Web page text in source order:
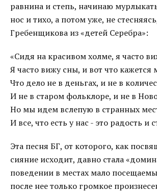
равнина и степь, начинаю
нос и тихо, а потом уже, не
Гребенщикова из «детей Серебра»:
«Сидя на красивом холме, я часто
Я часто вижу сны, и вот что кажется
Что дело не в деньгах, и не в
И не в старом фольклоре, и не в
Но мы идем вслепую в странных
И все, что есть у нас - это радость и
Эта песня БГ, от которого, как
сияние исходит, давно стала
поведении в местах мало
после нее только громкое